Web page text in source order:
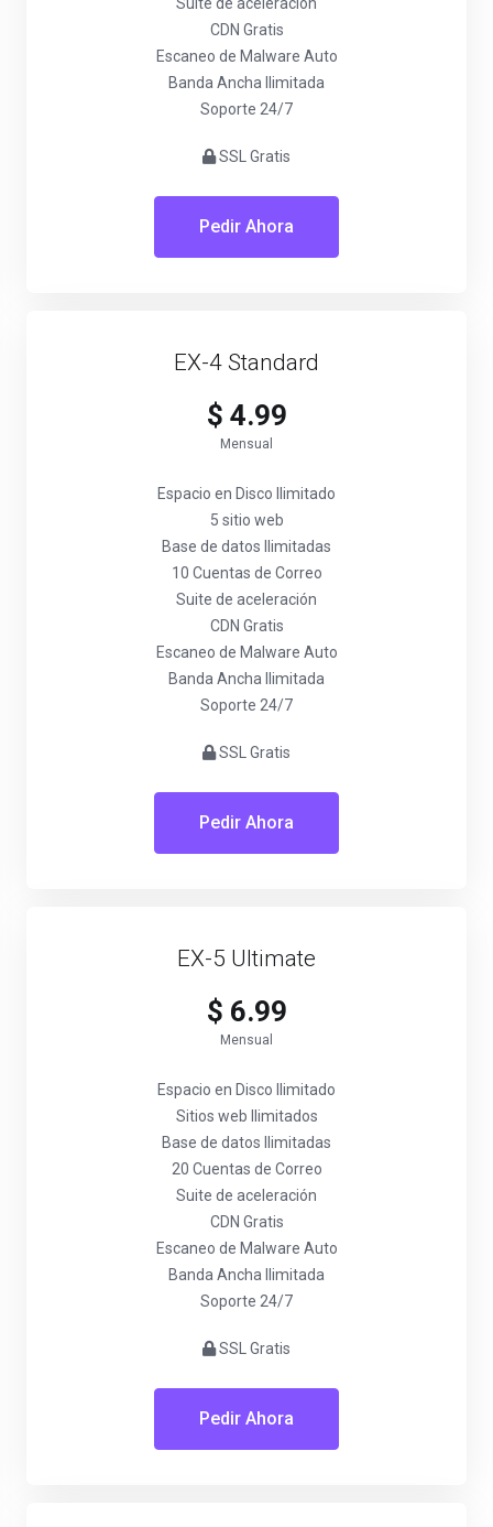
CDN Gratis
Escaneo de Malware Auto
Banda Ancha Ilimitada
Soporte 24/7
SSL Gratis
Pedir Ahora
EX-4 Standard
$ 4.99
Mensual
Espacio en Disco Ilimitado
5 sitio web
Base de datos Ilimitadas
10 Cuentas de Correo
Suite de aceleración
CDN Gratis
Escaneo de Malware Auto
Banda Ancha Ilimitada
Soporte 24/7
SSL Gratis
Pedir Ahora
EX-5 Ultimate
$ 6.99
Mensual
Espacio en Disco Ilimitado
Sitios web Ilimitados
Base de datos Ilimitadas
20 Cuentas de Correo
Suite de aceleración
CDN Gratis
Escaneo de Malware Auto
Banda Ancha Ilimitada
Soporte 24/7
SSL Gratis
Pedir Ahora